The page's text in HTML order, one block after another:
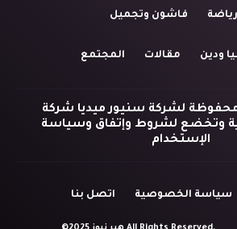
رياضة فاشون وتجميل
ودين مقالات المجتمع
لشركة سنيور ميديا شركة
وتخضع لشروط وإتفاق وسياسة
الإستخدام
سياسة الخصوصية اتصل بنا